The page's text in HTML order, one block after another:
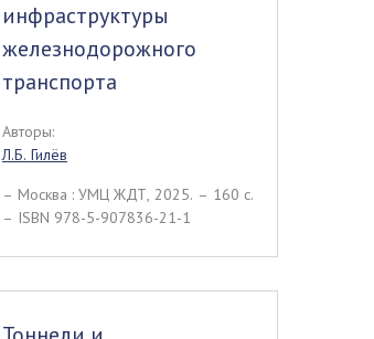
инфраструктуры
железнодорожного
транспорта
Авторы:
Л.Б. Гилёв
– Москва : УМЦ ЖДТ, 2025. – 160 c.
– ISBN 978-5-907836-21-1